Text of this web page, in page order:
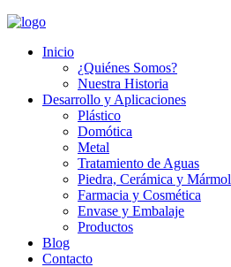
Inicio
¿Quiénes Somos?
Nuestra Historia
Desarrollo y Aplicaciones
Plástico
Domótica
Metal
Tratamiento de Aguas
Piedra, Cerámica y Mármol
Farmacia y Cosmética
Envase y Embalaje
Productos
Blog
Contacto